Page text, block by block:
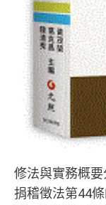
修法與實務概
捐稽徵法第44